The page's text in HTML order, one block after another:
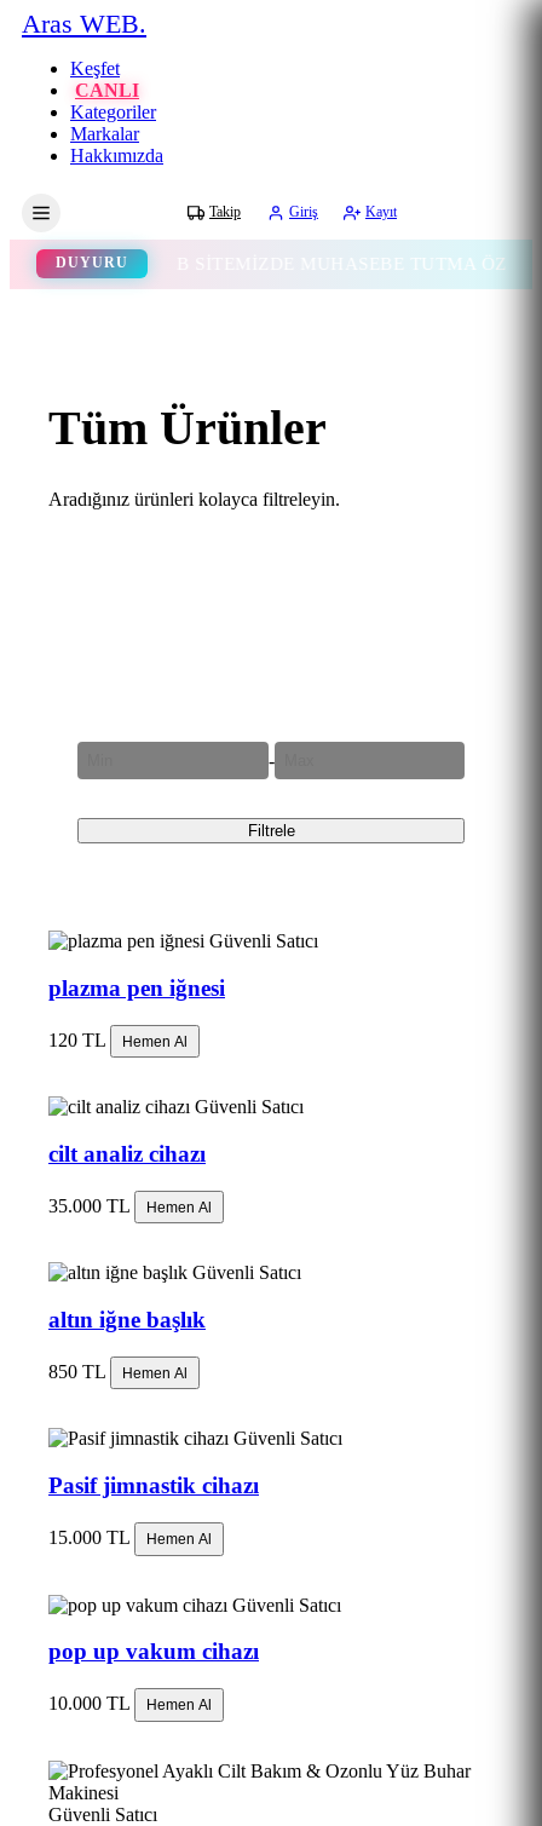
Aras WEB.
Keşfet
CANLI
Kategoriler
Markalar
Hakkımızda
Takip Giriş Kayıt
DUYURUWEB SİTEMİZDE MUHASEBE TUTMA
Tüm Ürünler
Aradığınız ürünleri kolayca filtreleyin.
-
Filtrele
Güvenli Satıcı
plazma pen iğnesi
120 TL Hemen Al
Güvenli Satıcı
cilt analiz cihazı
35.000 TL Hemen Al
Güvenli Satıcı
altın iğne başlık
850 TL Hemen Al
Güvenli Satıcı
Pasif jimnastik cihazı
15.000 TL Hemen Al
Güvenli Satıcı
pop up vakum cihazı
10.000 TL Hemen Al
Güvenli Satıcı